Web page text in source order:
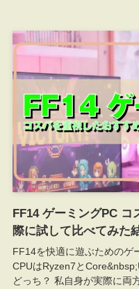
FF14 ゲーミングPC コ
際に試して比べてみた
FF14を快適に遊ぶためのゲ
CPUはRyzen7と
どっち？ 私自身が実際に両